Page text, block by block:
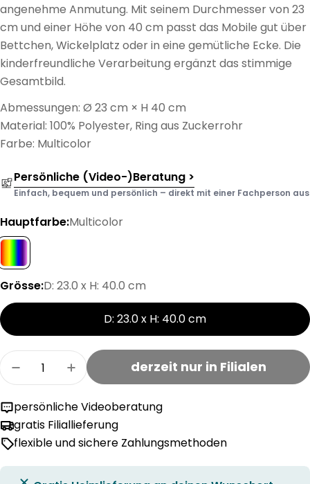
angenehme Anmutung. Mit seinem Durchmesser von 23
cm und einer Höhe von 40 cm passt das Mobile gut über
Bettchen, Wickelplatz oder in eine gemütliche Ecke. Die
kinderfreundliche Verarbeitung ergänzt das stimmige
Gesamtbild.
Abmessungen: Ø 23 cm × H 40 cm
Material: 100% Polyester, Ring aus Zuckerrohr
Farbe: Multicolor
Persönliche (Video-)Beratung >
Einfach, bequem und persönlich – direkt mit einer Fachperson aus
Hauptfarbe:Multicolor
Grösse:D: 23.0 x H: 40.0 cm
D: 23.0 x H: 40.0 cm
Menge
Menge für LUKAS Mobile verringern
Menge für LUKAS Mobile erhöhen
derzeit nur in Filialen
persönliche Videoberatung
gratis Filiallieferung
flexible und sichere Zahlungsmethoden